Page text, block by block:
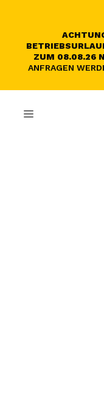
ZUM 08.08.26
ANFRAGEN
MENU